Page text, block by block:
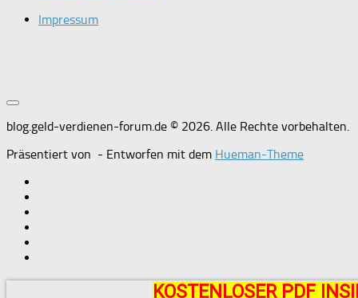
Impressum
blog.geld-verdienen-forum.de © 2026. Alle Rechte vorbehalten.
Präsentiert von - Entworfen mit dem Hueman-Theme
KOSTENLOSER PDF